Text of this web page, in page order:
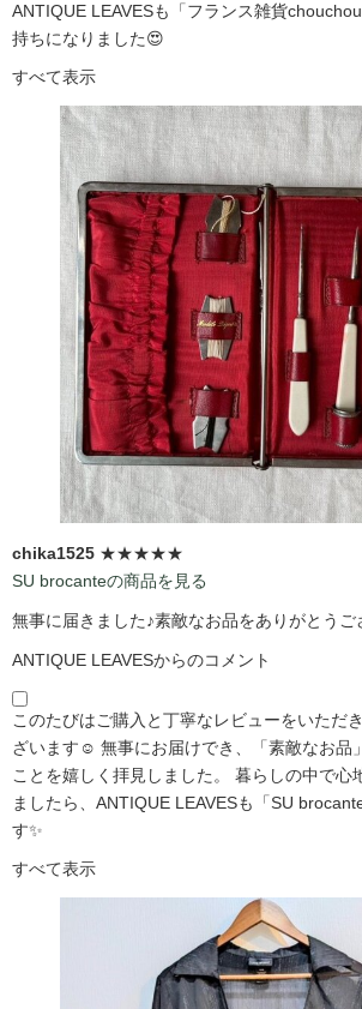
ANTIQUE LEAVESも「フランス雑貨
持ちになりました😍
すべて表示
chika1525 ★★★★★
SU brocanteの商品を見る
無事に届きました♪素敵なお品をありがとう
ANTIQUE LEAVESからのコメント
このたびはご購入と丁寧なレビューをいただ
ざいます☺️ 無事にお届けでき、「素敵なお品
ことを嬉しく拝見しました。 暮らしの中で心
ましたら、ANTIQUE LEAVESも「SU
す✨
すべて表示